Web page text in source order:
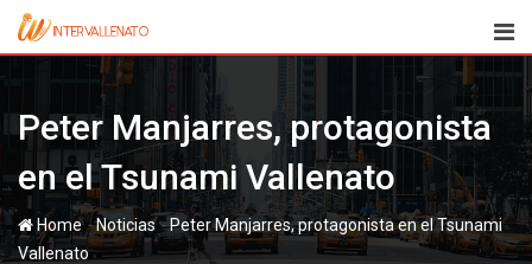
Skip
Peter Manjarres, protagonista
en el Tsunami Vallenato
Home-Noticias-Peter Manjarres, protagonista en el Tsunami
Vallenato